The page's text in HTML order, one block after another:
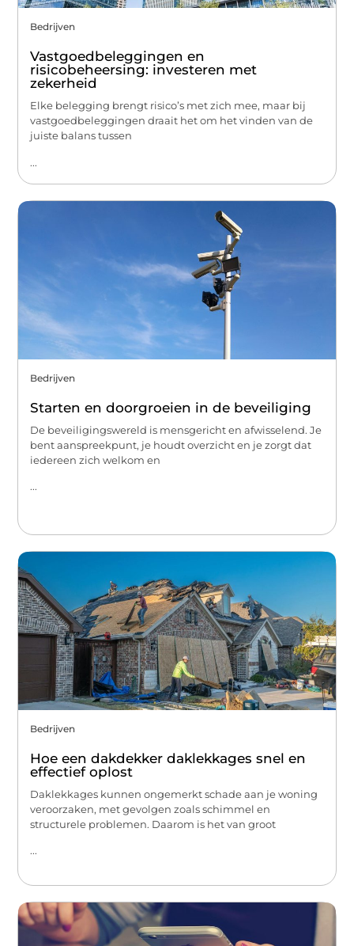
Bedrijven
Vastgoedbeleggingen en
risicobeheersing: investeren met
zekerheid
Elke belegging brengt risico’s met zich mee, maar bij
vastgoedbeleggingen draait het om het vinden van de
juiste balans tussen
...
Bedrijven
Starten en doorgroeien in de beveiliging
De beveiligingswereld is mensgericht en afwisselend. Je
bent aanspreekpunt, je houdt overzicht en je zorgt dat
iedereen zich welkom en
...
Bedrijven
Hoe een dakdekker daklekkages snel en
effectief oplost
Daklekkages kunnen ongemerkt schade aan je woning
veroorzaken, met gevolgen zoals schimmel en
structurele problemen. Daarom is het van groot
...